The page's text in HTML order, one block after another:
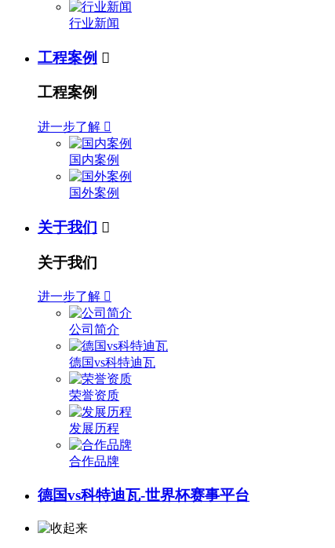
行业新闻
工程案例 
工程案例
进一步了解 
国内案例
国外案例
关于我们 
关于我们
进一步了解 
公司简介
德国vs科特迪瓦
荣誉资质
发展历程
合作品牌
德国vs科特迪瓦-世界杯赛事平台